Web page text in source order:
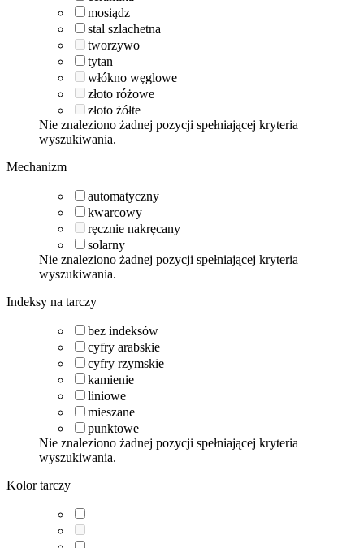
mosiądz
stal szlachetna
tworzywo
tytan
włókno węglowe
złoto różowe
złoto żółte
Nie znaleziono żadnej pozycji spełniającej kryteria
wyszukiwania.
Mechanizm
automatyczny
kwarcowy
ręcznie nakręcany
solarny
Nie znaleziono żadnej pozycji spełniającej kryteria
wyszukiwania.
Indeksy na tarczy
bez indeksów
cyfry arabskie
cyfry rzymskie
kamienie
liniowe
mieszane
punktowe
Nie znaleziono żadnej pozycji spełniającej kryteria
wyszukiwania.
Kolor tarczy